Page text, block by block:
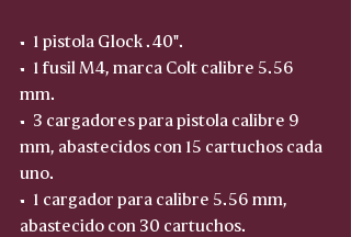
•⁠  ⁠1 pistola Glock .40".
•⁠  ⁠1 fusil M4, marca Colt calibre 5.56
mm.
•⁠  ⁠3 cargadores para pistola calibre 9
mm, abastecidos con 15 cartuchos cada
uno.
•⁠  ⁠1 cargador para calibre 5.56 mm,
abastecido con 30 cartuchos.